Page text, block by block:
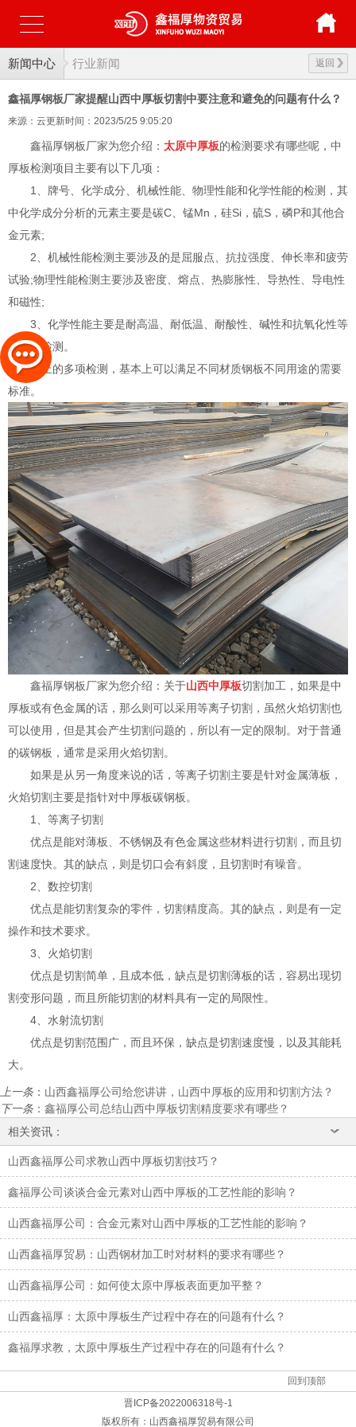
新闻中心 返回
行业新闻
鑫福厚钢板厂家提醒山西中厚板切割中要注意和避免的问题有什么？
来源：云更新时间：2023/5/25 9:05:20
鑫福厚钢板厂家为您介绍： 太原中厚板的检测要求有哪些呢，中
厚板检测项目主要有以下几项：
1、牌号、化学成分、机械性能、物理性能和化学性能的检测，其
中化学成分分析的元素主要是碳C、锰Mn，硅Si，硫S，磷P和其他合
金元素;
2、机械性能检测主要涉及的是屈服点、抗拉强度、伸长率和疲劳
试验;物理性能检测主要涉及密度、熔点、热膨胀性、导热性、导电性
和磁性;
3、化学性能主要是耐高温、耐低温、耐酸性、碱性和抗氧化性等
方面的检测。
综上的多项检测，基本上可以满足不同材质钢板不同用途的需要
标准。
鑫福厚钢板厂家为您介绍：关于山西中厚板切割加工，如果是中
厚板或有色金属的话，那么则可以采用等离子切割，虽然火焰切割也
可以使用，但是其会产生切割问题的，所以有一定的限制。对于普通
的碳钢板，通常是采用火焰切割。
如果是从另一角度来说的话，等离子切割主要是针对金属薄板，
火焰切割主要是指针对中厚板碳钢板。
1、等离子切割
优点是能对薄板、不锈钢及有色金属这些材料进行切割，而且切
割速度快。其的缺点，则是切口会有斜度，且切割时有噪音。
2、数控切割
优点是能切割复杂的零件，切割精度高。其的缺点，则是有一定
操作和技术要求。
3、火焰切割
优点是切割简单，且成本低，缺点是切割薄板的话，容易出现切
割变形问题，而且所能切割的材料具有一定的局限性。
4、水射流切割
优点是切割范围广，而且环保，缺点是切割速度慢，以及其能耗
大。
上一条： 山西鑫福厚公司给您讲讲，山西中厚板的应用和切割方法？
下一条： 鑫福厚公司总结山西中厚板切割精度要求有哪些？
相关资讯：
山西鑫福厚公司求教山西中厚板切割技巧？
鑫福厚公司谈谈合金元素对山西中厚板的工艺性能的影响？
山西鑫福厚公司：合金元素对山西中厚板的工艺性能的影响？
山西鑫福厚贸易：山西钢材加工时对材料的要求有哪些？
山西鑫福厚公司：如何使太原中厚板表面更加平整？
山西鑫福厚：太原中厚板生产过程中存在的问题有什么？
鑫福厚求教，太原中厚板生产过程中存在的问题有什么？
回到顶部
晋ICP备2022006318号-1
版权所有： 山西鑫福厚贸易有限公司